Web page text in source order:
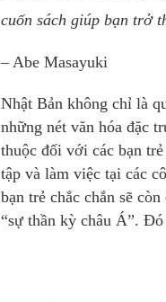
cuốn sách giúp bạn trở
– Abe Masayuki
Nhật Bản không chỉ là
những nét văn hóa đặc
thuộc đối với các bạn
tập và làm việc tại các
bạn trẻ chắc chắn sẽ
“sự thần kỳ châu Á”.